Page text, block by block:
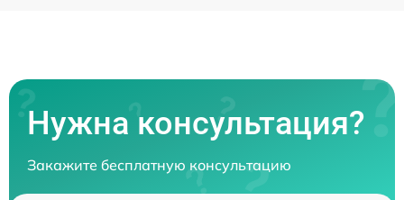
Нужна консультация?
Закажите бесплатную консультацию